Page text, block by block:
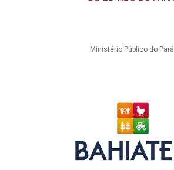
Ministério Público do Pará